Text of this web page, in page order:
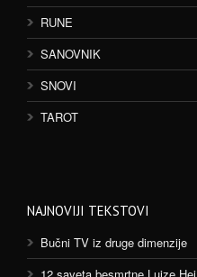
RUNE
SANOVNIK
SNOVI
TAROT
NAJNOVIJI TEKSTOVI
Bučni TV iz druge dimenzije